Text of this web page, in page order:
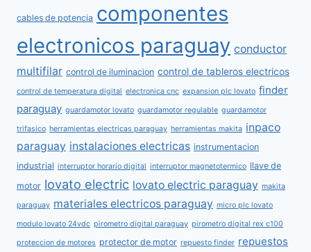
cables de potencia componentes
electronicos paraguay conductor
multifilar control de iluminacion control de tableros electricos
control de temperatura digital electronica cnc expansion plc lovato finder
paraguay guardamotor lovato guardamotor regulable guardamotor
trifasico herramientas electricas paraguay herramientas makita inpaco
paraguay instalaciones electricas instrumentacion
industrial interruptor horario digital interruptor magnetotermico llave de
motor lovato electric lovato electric paraguay makita
paraguay materiales electricos paraguay micro plc lovato
modulo lovato 24vdc pirometro digital paraguay pirometro digital rex c100
proteccion de motores protector de motor repuesto finder repuestos